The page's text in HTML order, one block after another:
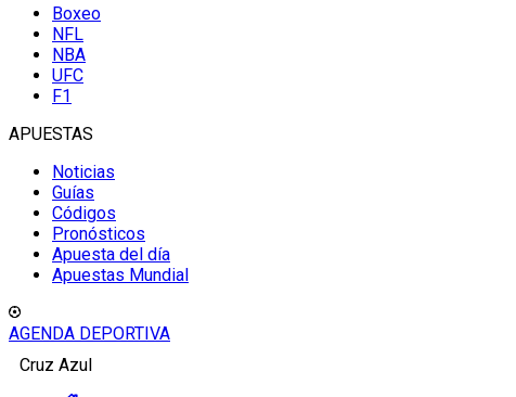
Boxeo
NFL
NBA
UFC
F1
APUESTAS
Noticias
Guías
Códigos
Pronósticos
Apuesta del día
Apuestas Mundial
AGENDA DEPORTIVA
Cruz Azul